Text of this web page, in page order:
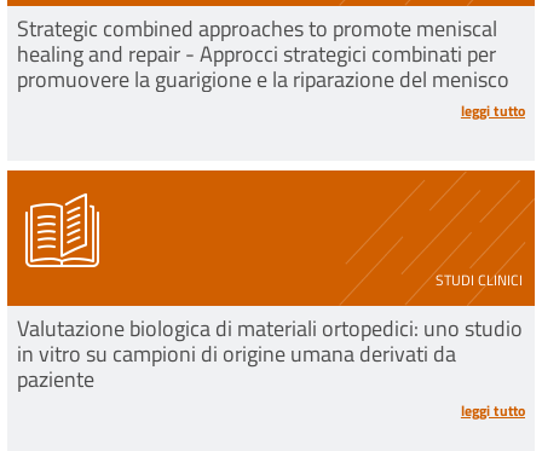
Strategic combined approaches to promote meniscal
healing and repair - Approcci strategici combinati per
promuovere la guarigione e la riparazione del menisco
leggi tutto
STUDI CLINICI
Valutazione biologica di materiali ortopedici: uno studio
in vitro su campioni di origine umana derivati da
paziente
leggi tutto